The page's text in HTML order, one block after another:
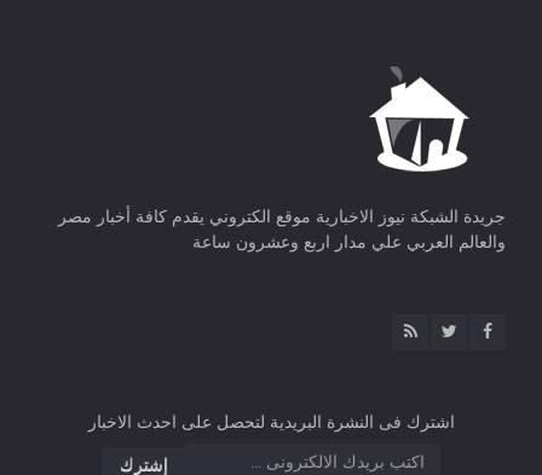
جريدة الشبكة نيوز الاخبارية موقع الكتروني يقدم كافة أخبار مصر
والعالم العربي علي مدار اربع وعشرون ساعة
اشترك فى النشرة البريدية لتحصل على احدث الاخبار